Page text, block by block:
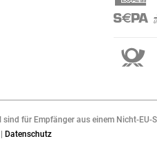
für Empfänger aus einem Nicht-EU-
Datenschutz